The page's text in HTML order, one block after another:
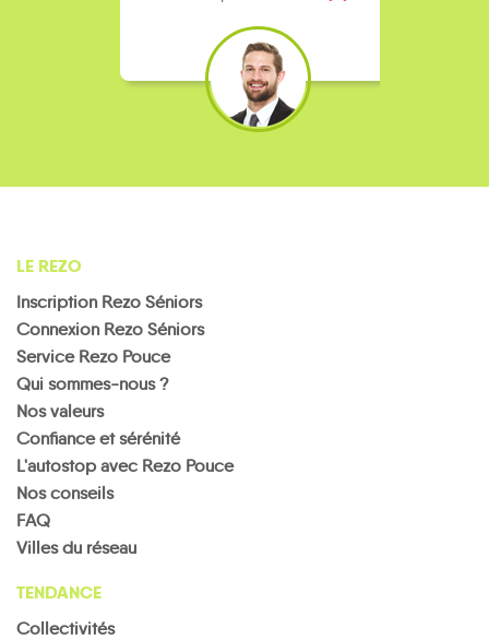
LE REZO
Inscription Rezo Séniors
Connexion Rezo Séniors
Service Rezo Pouce
Qui sommes-nous ?
Nos valeurs
Confiance et sérénité
L'autostop avec Rezo Pouce
Nos conseils
FAQ
Villes du réseau
TENDANCE
Collectivités